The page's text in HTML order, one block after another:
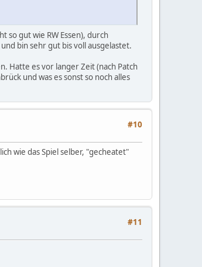
so gut wie RW Essen), durch
bin sehr gut bis voll ausgelastet.
Hatte es vor langer Zeit (nach Patch
und was es sonst so noch alles
#10
wie das Spiel selber, "gecheatet"
#11